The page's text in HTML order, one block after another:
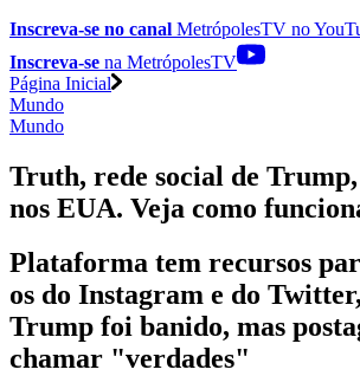
Inscreva-se no canal MetrópolesTV no
Inscreva-se na MetrópolesTV
Página Inicial
Mundo
Mundo
Truth, rede social de
nos EUA. Veja como
Plataforma tem recursos
os do Instagram e do
Trump foi banido, mas
chamar "verdades"